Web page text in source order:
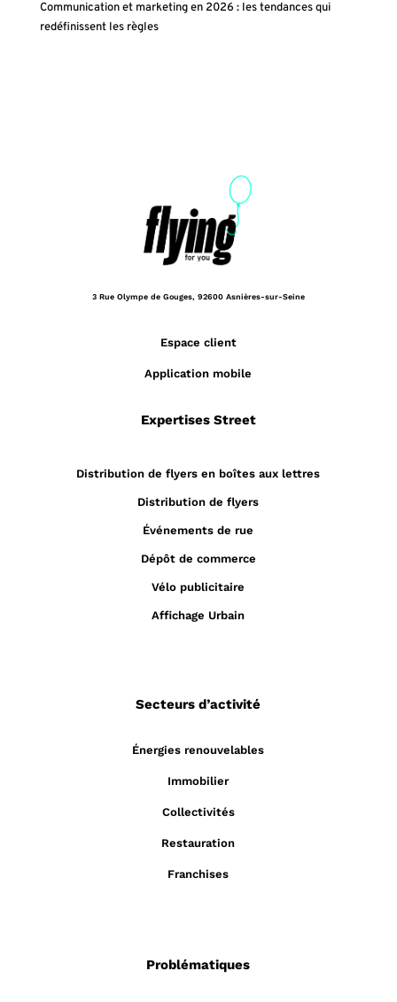
Communication et marketing en 2026 : les tendances qui
redéfinissent les règles
3 Rue Olympe de Gouges, 92600 Asnières-sur-Seine
Espace client
Application mobile
Expertises Street
Distribution de flyers en boîtes aux lettres
Distribution de flyers
Événements de rue
Dépôt de commerce
Vélo publicitaire
Affichage Urbain
Secteurs d’activité
Énergies renouvelables
Immobilier
Collectivités
Restauration
Franchises
Problématiques